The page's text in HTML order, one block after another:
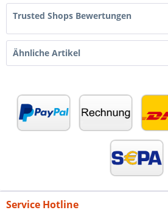
Trusted Shops Bewertungen
Ähnliche Artikel
Service Hotline